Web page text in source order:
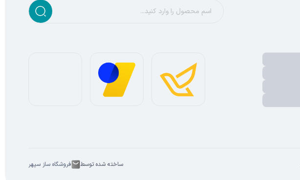
ساخته شده توسط فروشگاه ساز سپهر